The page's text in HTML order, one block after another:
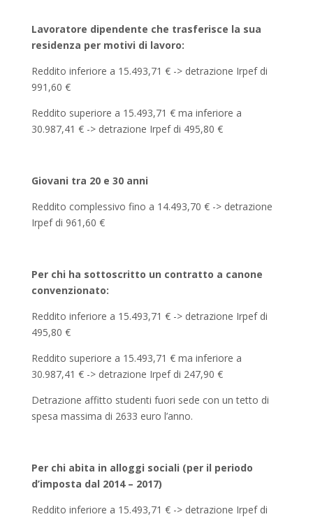
Lavoratore dipendente che trasferisce la sua
residenza per motivi di lavoro:
Reddito inferiore a 15.493,71 € -> detrazione Irpef di
991,60 €
Reddito superiore a 15.493,71 € ma inferiore a
30.987,41 € -> detrazione Irpef di 495,80 €
Giovani tra 20 e 30 anni
Reddito complessivo fino a 14.493,70 € -> detrazione
Irpef di 961,60 €
Per chi ha sottoscritto un contratto a canone
convenzionato:
Reddito inferiore a 15.493,71 € -> detrazione Irpef di
495,80 €
Reddito superiore a 15.493,71 € ma inferiore a
30.987,41 € -> detrazione Irpef di 247,90 €
Detrazione affitto studenti fuori sede con un tetto di
spesa massima di 2633 euro l’anno.
Per chi abita in alloggi sociali (per il periodo
d’imposta dal 2014 – 2017)
Reddito inferiore a 15.493,71 € -> detrazione Irpef di